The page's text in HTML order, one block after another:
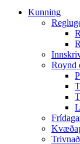
Kunning
Roynd